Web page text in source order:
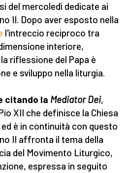
del mercoledì dedicate ai
II. Dopo aver esposto nella
l'intreccio reciproco tra
interiore,
la riflessione del Papa è
e sviluppo nella liturgia.
citando la Mediator Dei,
XII che definisce la Chiesa
è in continuità con questo
II affronta il tema della
del Movimento Liturgico,
espressa in seguito